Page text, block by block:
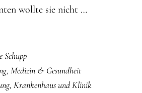
wollte sie nicht …
Schupp
, Medizin & Gesundheit
, Krankenhaus und Klinik